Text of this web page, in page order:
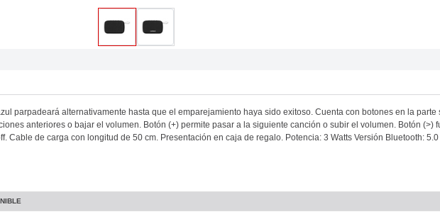
parpadeará alternativamente hasta que el emparejamiento haya sido exitoso. Cuenta con botones en la
anteriores o bajar el volumen. Botón (+) permite pasar a la siguiente canción o subir el volumen. Botón (>)
Cable de carga con longitud de 50 cm. Presentación en caja de regalo. Potencia: 3 Watts Versión Bluetooth: